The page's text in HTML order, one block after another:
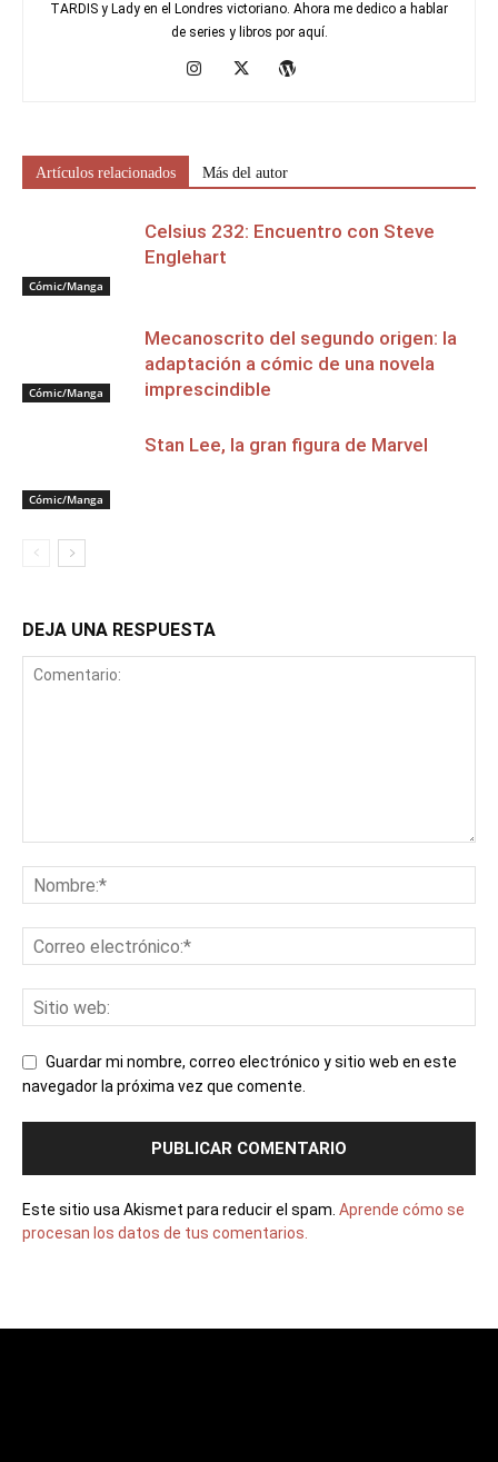
TARDIS y Lady en el Londres victoriano. Ahora me dedico a hablar
de series y libros por aquí.
Artículos relacionados Más del autor
Cómic/Manga
Celsius 232: Encuentro con Steve
Englehart
Cómic/Manga
Mecanoscrito del segundo origen: la
adaptación a cómic de una novela
imprescindible
Cómic/Manga
Stan Lee, la gran figura de Marvel
DEJA UNA RESPUESTA
Guardar mi nombre, correo electrónico y sitio web en este
navegador la próxima vez que comente.
Este sitio usa Akismet para reducir el spam. Aprende cómo se
procesan los datos de tus comentarios.